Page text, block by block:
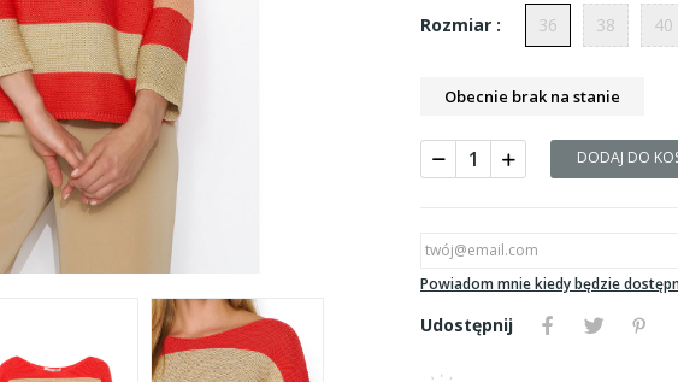
Rozmiar : 36 38 40
Obecnie brak na stanie
DODAJ DO
Powiadom mnie kiedy będzie
Udostępnij